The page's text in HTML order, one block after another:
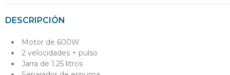
DESCRIPCIÓN
Motor de 600W
2 velocidades + pulso
Jarra de 1.25 litros